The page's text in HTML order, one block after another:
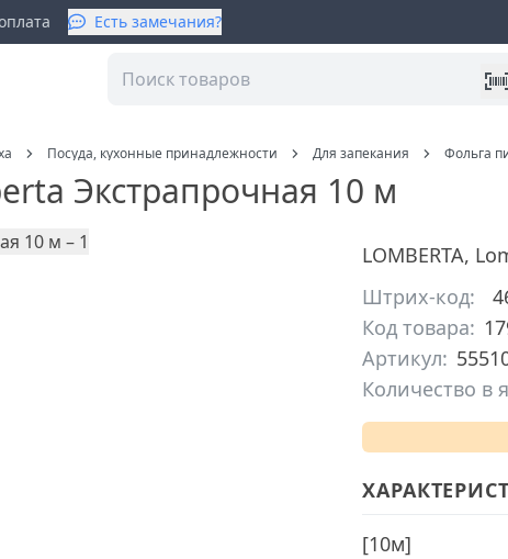
Есть замечания?
Посуда, кухонные принадлежности Для запекания Фольга
Экстрапрочная 10 м
LOMBERTA,
Штрих-код:
Код товара:
Артикул:
Количество в
[10м]